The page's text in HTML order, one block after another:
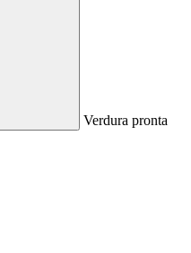
Verdura pronta